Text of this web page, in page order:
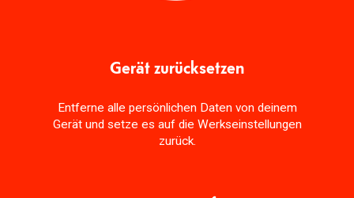
Gerät zurücksetzen
Entferne alle persönlichen Daten von deinem
Gerät und setze es auf die Werkseinstellungen
zurück.